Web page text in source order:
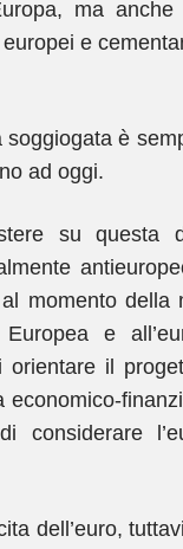
ma
e
soggiogata è
ad oggi.
su questa
momento della
Europea e
orientare il
economico-
considerare
dell’euro,